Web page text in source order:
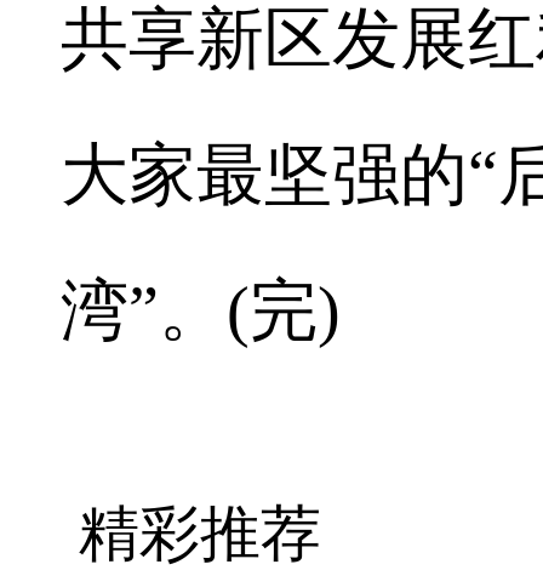
共享新区发展
大家最坚强的“
湾”。(完)
精彩推荐